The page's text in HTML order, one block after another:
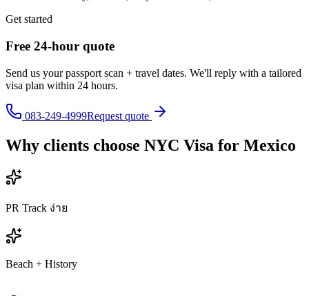
Get started
Free 24-hour quote
Send us your passport scan + travel dates. We'll reply with a tailored
visa plan within 24 hours.
083-249-4999Request quote
Why clients choose NYC Visa for Mexico
PR Track ง่าย
Beach + History